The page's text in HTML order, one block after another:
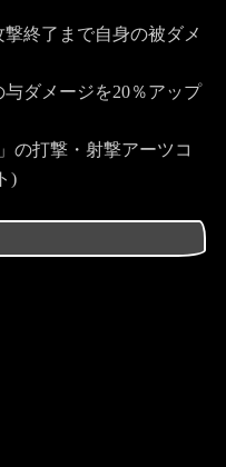
終了まで自身の被ダメ
ダメージを20％アップ
の打撃・射撃アーツコ
)